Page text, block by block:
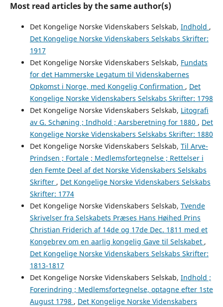
Most read articles by the same author(s)
Det Kongelige Norske Videnskabers Selskab, Indhold ,
Det Kongelige Norske Videnskabers Selskabs Skrifter:
1917
Det Kongelige Norske Videnskabers Selskab, Fundats
for det Hammerske Legatum til Videnskabernes
Opkomst i Norge, med Kongelig Confirmation , Det
Kongelige Norske Videnskabers Selskabs Skrifter: 1798
Det Kongelige Norske Videnskabers Selskab, Litografi
av G. Schøning ; Indhold ; Aarsberetning for 1880 , Det
Kongelige Norske Videnskabers Selskabs Skrifter: 1880
Det Kongelige Norske Videnskabers Selskab, Til Arve-
Prindsen ; Fortale ; Medlemsfortegnelse ; Rettelser i
den Femte Deel af det Norske Videnskabers Selskabs
Skrifter , Det Kongelige Norske Videnskabers Selskabs
Skrifter: 1774
Det Kongelige Norske Videnskabers Selskab, Tvende
Skrivelser fra Selskabets Præses Hans Høihed Prins
Christian Friderich af 14de og 17de Dec. 1811 med et
Kongebrev om en aarlig kongelig Gave til Selskabet ,
Det Kongelige Norske Videnskabers Selskabs Skrifter:
1813-1817
Det Kongelige Norske Videnskabers Selskab, Indhold ;
Forerindring ; Medlemsfortegnelse, optagne efter 1ste
August 1798 , Det Kongelige Norske Videnskabers